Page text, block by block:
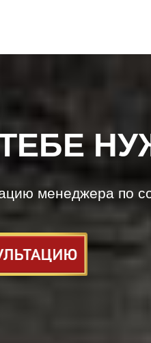
менеджера по